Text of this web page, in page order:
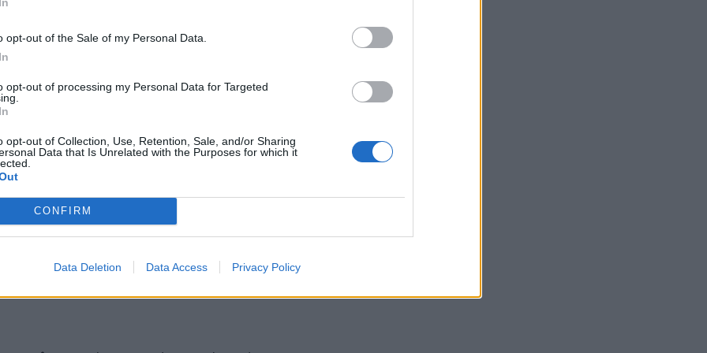
opt-out of the Sale of my Personal Data.
opt-out of processing my Personal Data for Targeted
opt-out of Collection, Use, Retention, Sale, and/or Sharing
Data that Is Unrelated with the Purposes for which it
CONFIRM
Data Deletion Data Access Privacy Policy
η φωτιά στα Δερβενοχώρια καίει 3 μέρες ο κ.
πυροπροστασίας τότε έχουμε να κάνουμε
τη δομή του, τη νέα δομή που απαιτείται κατά
τους κανόνες πρόληψης και συνεργασίας με τους
με τους πολίτες, τι τους ζητάμε και
πολίτες και λοιπά να έχουν ξεχορταριάσει και
και προσέθεσε ότι στη Μεσόγειο, στην
κρίση και όχι για κλιματική αλλαγή.